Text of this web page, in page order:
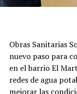
Obras Sanitarias
nuevo paso para
en el barrio El
redes de agua
mejorar las